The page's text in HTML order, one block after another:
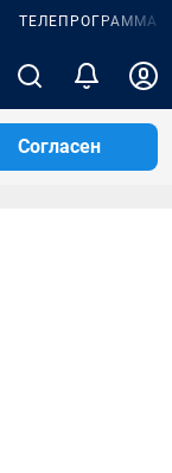
ТЕЛЕПРОГРАММА
Согласен